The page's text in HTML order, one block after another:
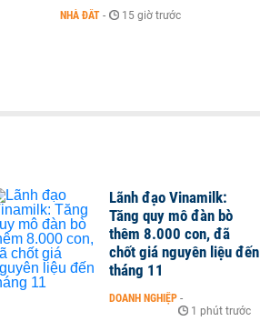
NHÀ ĐẤT - 15 giờ trước
Lãnh đạo Vinamilk:
Tăng quy mô đàn bò
thêm 8.000 con, đã
chốt giá nguyên liệu đến
tháng 11
DOANH NGHIỆP -
1 phút trước